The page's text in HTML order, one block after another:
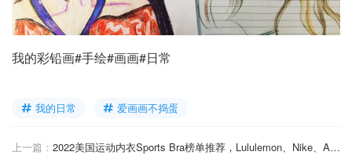
我的彩铅画#手绘#画画#日常
我的日常 爱画画不捣蛋
上一篇：
2022美国运动内衣Sports Bra榜单推荐，Lululemon、Nike、Adidas、Under Armour、...附运动内衣选购攻略